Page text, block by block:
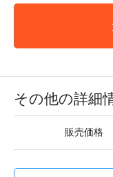
その他の詳細
販売価格